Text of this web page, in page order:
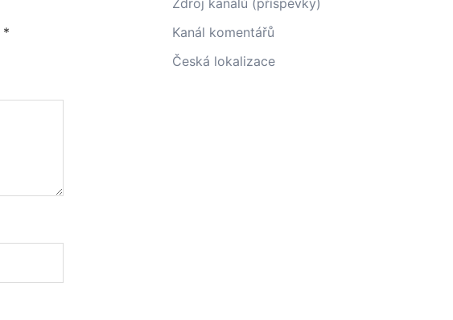
*
Zdroj kanálů (příspěvky)
Kanál komentářů
Česká lokalizace